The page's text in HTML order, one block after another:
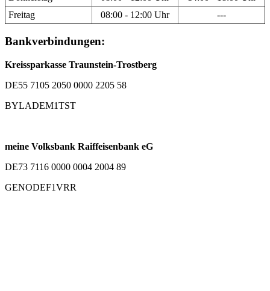
Freitag
08:00 - 12:00 Uhr ---
Bankverbindungen:
Kreissparkasse Traunstein-Trostberg
DE55 7105 2050 0000 2205 58
BYLADEM1TST
meine Volksbank Raiffeisenbank eG
DE73 7116 0000 0004 2004 89
GENODEF1VRR